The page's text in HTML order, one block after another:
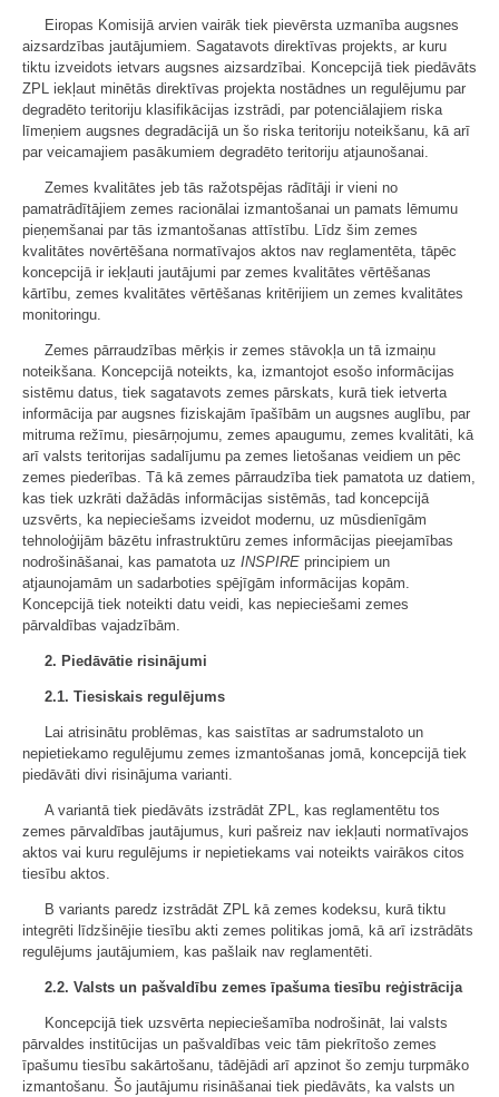
Eiropas Komisijā arvien vairāk tiek pievērsta uzmanība augsnes
aizsardzības jautājumiem. Sagatavots direktīvas projekts, ar kuru
tiktu izveidots ietvars augsnes aizsardzībai. Koncepcijā tiek piedāvāts
ZPL iekļaut minētās direktīvas projekta nostādnes un regulējumu par
degradēto teritoriju klasifikācijas izstrādi, par potenciālajiem riska
līmeņiem augsnes degradācijā un šo riska teritoriju noteikšanu, kā arī
par veicamajiem pasākumiem degradēto teritoriju atjaunošanai.
Zemes kvalitātes jeb tās ražotspējas rādītāji ir vieni no
pamatrādītājiem zemes racionālai izmantošanai un pamats lēmumu
pieņemšanai par tās izmantošanas attīstību. Līdz šim zemes
kvalitātes novērtēšana normatīvajos aktos nav reglamentēta, tāpēc
koncepcijā ir iekļauti jautājumi par zemes kvalitātes vērtēšanas
kārtību, zemes kvalitātes vērtēšanas kritērijiem un zemes kvalitātes
monitoringu.
Zemes pārraudzības mērķis ir zemes stāvokļa un tā izmaiņu
noteikšana. Koncepcijā noteikts, ka, izmantojot esošo informācijas
sistēmu datus, tiek sagatavots zemes pārskats, kurā tiek ietverta
informācija par augsnes fiziskajām īpašībām un augsnes auglību, par
mitruma režīmu, piesārņojumu, zemes apaugumu, zemes kvalitāti, kā
arī valsts teritorijas sadalījumu pa zemes lietošanas veidiem un pēc
zemes piederības. Tā kā zemes pārraudzība tiek pamatota uz datiem,
kas tiek uzkrāti dažādās informācijas sistēmās, tad koncepcijā
uzsvērts, ka nepieciešams izveidot modernu, uz mūsdienīgām
tehnoloģijām bāzētu infrastruktūru zemes informācijas pieejamības
nodrošināšanai, kas pamatota uz INSPIRE principiem un
atjaunojamām un sadarboties spējīgām informācijas kopām.
Koncepcijā tiek noteikti datu veidi, kas nepieciešami zemes
pārvaldības vajadzībām.
2. Piedāvātie risinājumi
2.1. Tiesiskais regulējums
Lai atrisinātu problēmas, kas saistītas ar sadrumstaloto un
nepietiekamo regulējumu zemes izmantošanas jomā, koncepcijā tiek
piedāvāti divi risinājuma varianti.
A variantā tiek piedāvāts izstrādāt ZPL, kas reglamentētu tos
zemes pārvaldības jautājumus, kuri pašreiz nav iekļauti normatīvajos
aktos vai kuru regulējums ir nepietiekams vai noteikts vairākos citos
tiesību aktos.
B variants paredz izstrādāt ZPL kā zemes kodeksu, kurā tiktu
integrēti līdzšinējie tiesību akti zemes politikas jomā, kā arī izstrādāts
regulējums jautājumiem, kas pašlaik nav reglamentēti.
2.2. Valsts un pašvaldību zemes īpašuma tiesību reģistrācija
Koncepcijā tiek uzsvērta nepieciešamība nodrošināt, lai valsts
pārvaldes institūcijas un pašvaldības veic tām piekrītošo zemes
īpašumu tiesību sakārtošanu, tādējādi arī apzinot šo zemju turpmāko
izmantošanu. Šo jautājumu risināšanai tiek piedāvāts, ka valsts un